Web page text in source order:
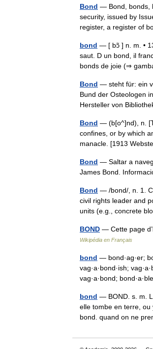
Bond — Bond, bonds,
security, issued by
register, a register of
bond — [ bɔ̃ ] n. m. •
saut. D un bond, il
bonds de joie (⇒
Bond — steht für: ein
Bund der Osteologen
Hersteller von
Bond — (b[o^]nd), n.
confines, or by which
manacle. [1913
Bond — Saltar a
James Bond.
Bond — /bond/, n. 1.
civil rights leader and
units (e.g., concrete
BOND — Cette page
Wikipédia en Français
bond — bond·ag·er;
vag·a·bond·ish;
vag·a·bond;
bond — BOND. s. m.
elle tombe en terre,
bond. quand on ne